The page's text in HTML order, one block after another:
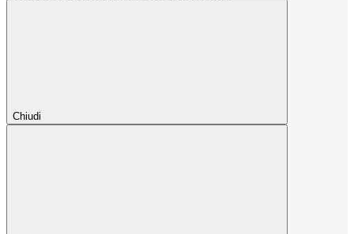
Chiudi